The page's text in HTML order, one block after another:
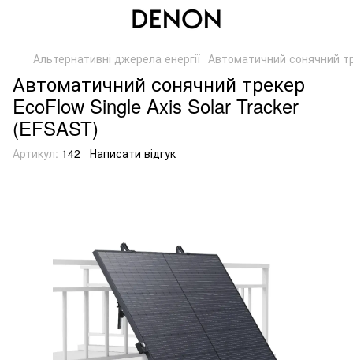
Альтернативні джерела енергії Автоматичний сонячний
Автоматичний сонячний трекер
EcoFlow Single Axis Solar Tracker
(EFSAST)
Артикул: 142 Написати відгук